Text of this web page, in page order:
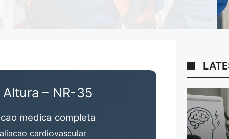
– NR-35
medica completa
cardiovascular